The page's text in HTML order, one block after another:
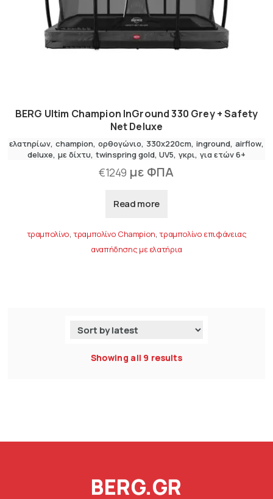
BERG Ultim Champion InGround 330 Grey + Safety
Net Deluxe
ελατηρίων champion ορθογώνιο 330x220cm inground airflow
deluxe, με δίχτυ twinspring gold UV5 γκρι για ετών 6+
€1249 με ΦΠΑ
Read more
τραμπολίνο,τραμπολίνο Champion,τραμπολίνο επιφάνειας
αναπήδησης με ελατήρια
Showing all 9 results
BERG.GR